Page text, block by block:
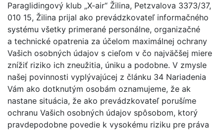
Paraglidingový klub „X-air“ Žilina, Petzvalova 3373/37,
010 15, Žilina prijal ako prevádzkovateľ informačného
systému všetky primerané personálne, organizačné
a technické opatrenia za účelom maximálnej ochrany
Vašich osobných údajov s cieľom v čo najväčšej miere
znížiť riziko ich zneužitia, úniku a podobne. V zmysle
našej povinnosti vyplývajúcej z článku 34 Nariadenia
Vám ako dotknutým osobám oznamujeme, že ak
nastane situácia, že ako prevádzkovateľ porušíme
ochranu Vašich osobných údajov spôsobom, ktorý
pravdepodobne povedie k vysokému riziku pre práva